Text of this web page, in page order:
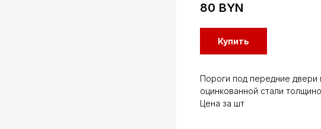
80 BYN
Купить
Пороги под передние двери
оцинкованной стали
Цена за шт